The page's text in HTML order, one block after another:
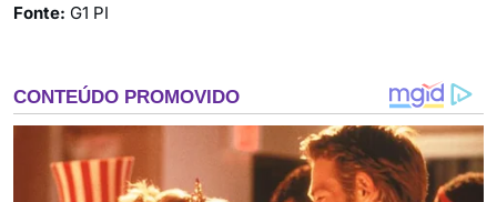
Fonte: G1 PI